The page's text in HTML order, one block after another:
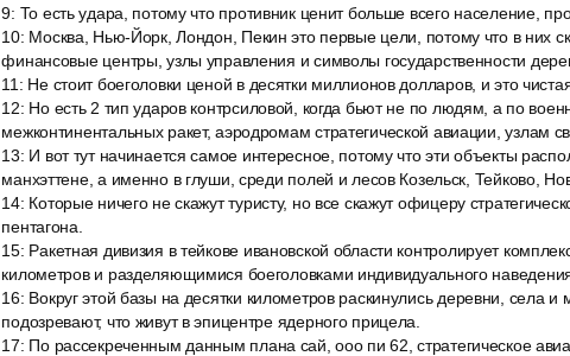
9: То есть удара, потому что противник ценит больше всего население,
10: Москва, Нью-Йорк, Лондон, Пекин это первые цели, потому что в них
финансовые центры, узлы управления и символы государственности
11 : Не стоит боеголовки ценой в десятки миллионов долларов, и это
12: Но есть 2 тип ударов контрсиловой, когда бьют не по людям, а по
межконтинентальных ракет, аэродромам стратегической авиации, узлам
13: И вот тут начинается самое интересное, потому что эти объекты
манхэттене, а именно в глуши, среди полей и лесов Козельск, Тейково,
14: Которые ничего не скажут туристу, но все скажут офицеру
пентагона.
15: Ракетная дивизия в тейкове ивановской области контролирует
километров и разделяющимися боеголовками индивидуального
16: Вокруг этой базы на десятки километров раскинулись деревни, села
подозревают, что живут в эпицентре ядерного прицела.
17: По рассекреченным данным плана сай, ооо пи 62, стратегическое